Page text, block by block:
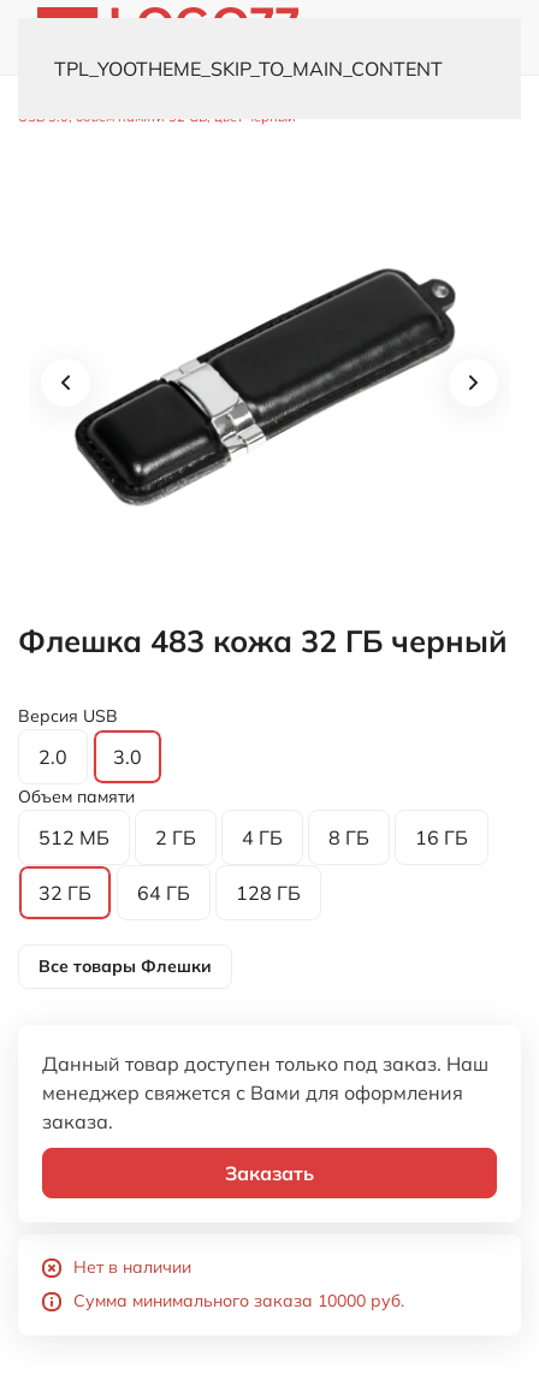
TPL_YOOTHEME_SKIP_TO_MAIN_CONTENT
USB 3.0, объем памяти 32 GB, цвет черный
Флешка 483 кожа 32 ГБ черный
Версия USB
2.0 3.0
Объем памяти
512 МБ 2 ГБ 4 ГБ 8 ГБ 16 ГБ
32 ГБ 64 ГБ 128 ГБ
Все товары Флешки
Данный товар доступен только под заказ. Наш
менеджер свяжется с Вами для оформления
заказа.
Заказать
Нет в наличии
Сумма минимального заказа 10000 руб.